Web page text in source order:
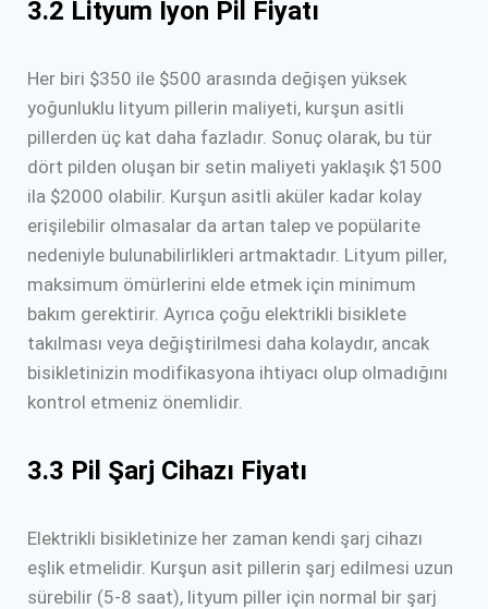
3.2 Lityum İyon Pil Fiyatı
Her biri $350 ile $500 arasında değişen yüksek
yoğunluklu lityum pillerin maliyeti, kurşun asitli
pillerden üç kat daha fazladır. Sonuç olarak, bu tür
dört pilden oluşan bir setin maliyeti yaklaşık $1500
ila $2000 olabilir. Kurşun asitli aküler kadar kolay
erişilebilir olmasalar da artan talep ve popülarite
nedeniyle bulunabilirlikleri artmaktadır. Lityum piller,
maksimum ömürlerini elde etmek için minimum
bakım gerektirir. Ayrıca çoğu elektrikli bisiklete
takılması veya değiştirilmesi daha kolaydır, ancak
bisikletinizin modifikasyona ihtiyacı olup olmadığını
kontrol etmeniz önemlidir.
3.3 Pil Şarj Cihazı Fiyatı
Elektrikli bisikletinize her zaman kendi şarj cihazı
eşlik etmelidir. Kurşun asit pillerin şarj edilmesi uzun
sürebilir (5-8 saat), lityum piller için normal bir şarj